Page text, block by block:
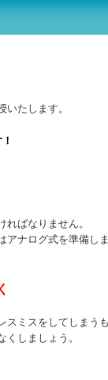
いたします。
ばなりません。
アナログ式を準備し
スミスをしてしまう
しましょう。